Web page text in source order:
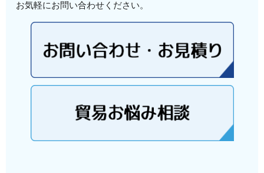
お気軽にお問い合わせください。